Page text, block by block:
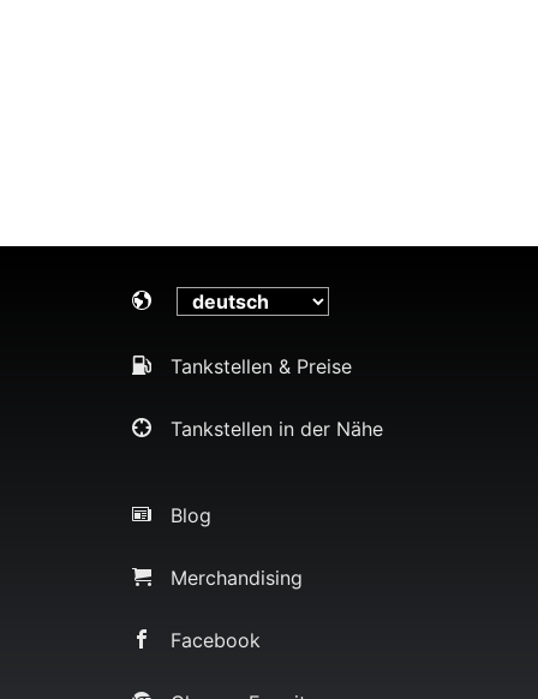
Tankstellen & Preise
Tankstellen in der Nähe
Blog
Merchandising
Facebook